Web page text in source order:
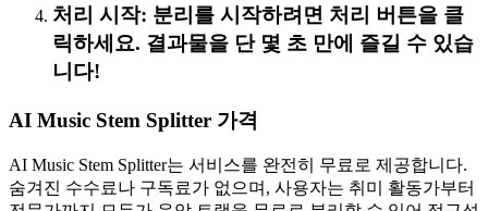
처리 시작: 분리를 시작하려면 처리 버튼을 클
릭하세요. 결과물을 단 몇 초 만에 즐길 수 있습
니다!
AI Music Stem Splitter 가격
AI Music Stem Splitter는 서비스를 완전히 무료로 제공합니다.
숨겨진 수수료나 구독료가 없으며, 사용자는 취미 활동가부터